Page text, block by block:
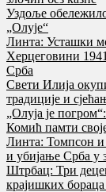
Уздоље
„Олује“
Линта: Усташки
Херцеговини
Срба
Свети Илија
традиције и
„Олуја је
Комић памти
Линта: Томпсон
и убијање Срба у
Штрбац: Три
крајишких